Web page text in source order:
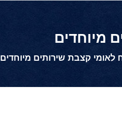
מיוחדים
לאומי קצבת שירותים מיוחדים